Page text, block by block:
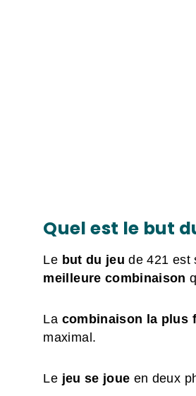
Quel est le but
Le but du jeu de 421 est
meilleure combinaison
La combinaison la plus
maximal.
Le jeu se joue en deux